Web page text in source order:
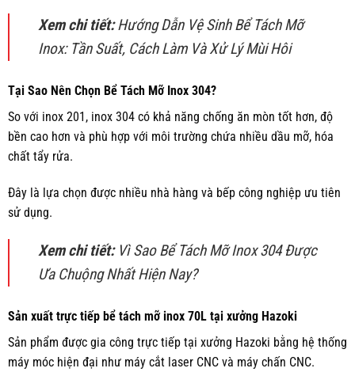
Xem chi tiết:Hướng Dẫn Vệ Sinh Bể Tách Mỡ
Inox: Tần Suất, Cách Làm Và Xử Lý Mùi Hôi
Tại Sao Nên Chọn Bể Tách Mỡ Inox 304?
So với inox 201, inox 304 có khả năng chống ăn mòn tốt hơn, độ
bền cao hơn và phù hợp với môi trường chứa nhiều dầu mỡ, hóa
chất tẩy rửa.
Đây là lựa chọn được nhiều nhà hàng và bếp công nghiệp ưu tiên
sử dụng.
Xem chi tiết: Vì Sao Bể Tách Mỡ Inox 304 Được
Ưa Chuộng Nhất Hiện Nay?
Sản xuất trực tiếp bể tách mỡ inox 70L tại xưởng Hazoki
Sản phẩm được gia công trực tiếp tại xưởng Hazoki bằng hệ thống
máy móc hiện đại như máy cắt laser CNC và máy chấn CNC.